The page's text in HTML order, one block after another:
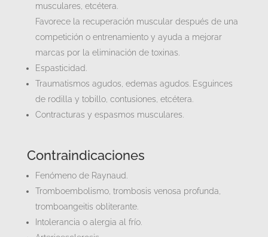
musculares, etcétera.
Favorece la recuperación muscular después de una
competición o entrenamiento y ayuda a mejorar
marcas por la eliminación de toxinas.
Espasticidad.
Traumatismos agudos, edemas agudos. Esguinces
de rodilla y tobillo, contusiones, etcétera.
Contracturas y espasmos musculares.
Contraindicaciones
Fenómeno de Raynaud.
Tromboembolismo, trombosis venosa profunda,
tromboangeitis obliterante.
Intolerancia o alergia al frío.